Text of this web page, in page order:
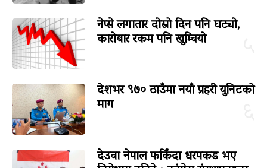
नेप्से लगातार दोस्रो दिन पनि घट्यो,
कारोबार रकम पनि खुम्चियो
देशभर ९७० ठाउँमा नयाँ प्रहरी युनिटको
माग
देउवा नेपाल फर्किंदा धरपकड भए